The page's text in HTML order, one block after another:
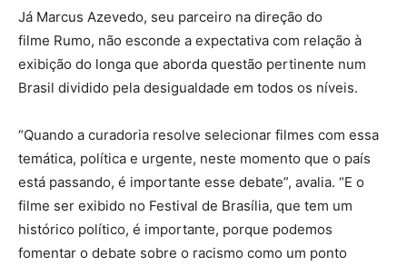
Já Marcus Azevedo, seu parceiro na direção do
filme Rumo, não esconde a expectativa com relação à
exibição do longa que aborda questão pertinente num
Brasil dividido pela desigualdade em todos os níveis.
“Quando a curadoria resolve selecionar filmes com essa
temática, política e urgente, neste momento que o país
está passando, é importante esse debate”, avalia. “E o
filme ser exibido no Festival de Brasília, que tem um
histórico político, é importante, porque podemos
fomentar o debate sobre o racismo como um ponto